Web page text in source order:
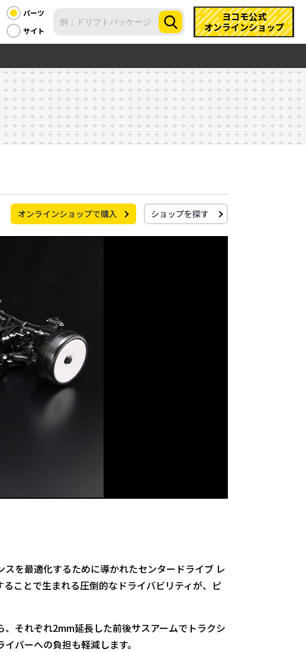
パーツ
サイト
ヨコモ公式
オンラインショップ
オンラインショップで購入 ショップを探す
を最適化するために導かれたセンタードライブ レ
ことで生まれる圧倒的なドライバビリティが、ピ
それぞれ2mm延長した前後サスアームでトラクシ
バーへの負担も軽減します。